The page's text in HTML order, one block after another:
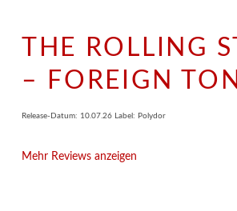
THE ROLLING
– FOREIGN
Release-Datum: 10.07.26 Label: Polydor
Mehr Reviews anzeigen